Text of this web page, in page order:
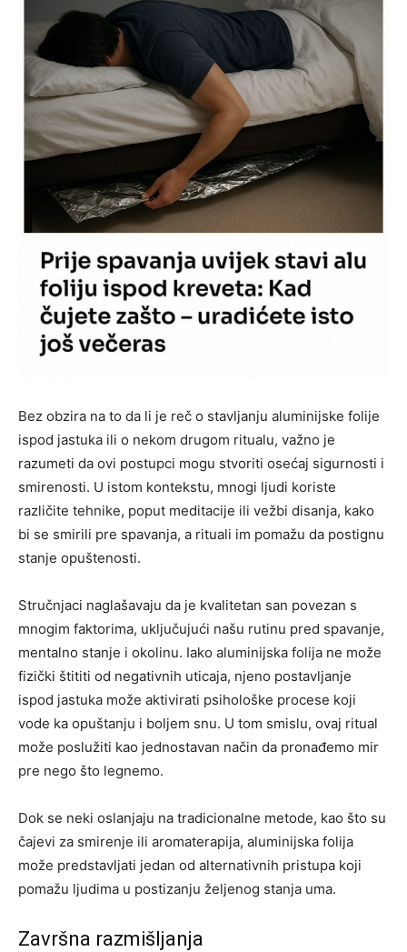
Bez obzira na to da li je reč o stavljanju aluminijske folije
ispod jastuka ili o nekom drugom ritualu, važno je
razumeti da ovi postupci mogu stvoriti osećaj sigurnosti i
smirenosti. U istom kontekstu, mnogi ljudi koriste
različite tehnike, poput meditacije ili vežbi disanja, kako
bi se smirili pre spavanja, a rituali im pomažu da postignu
stanje opuštenosti.
Stručnjaci naglašavaju da je kvalitetan san povezan s
mnogim faktorima, uključujući našu rutinu pred spavanje,
mentalno stanje i okolinu. Iako aluminijska folija ne može
fizički štititi od negativnih uticaja, njeno postavljanje
ispod jastuka može aktivirati psihološke procese koji
vode ka opuštanju i boljem snu. U tom smislu, ovaj ritual
može poslužiti kao jednostavan način da pronađemo mir
pre nego što legnemo.
Dok se neki oslanjaju na tradicionalne metode, kao što su
čajevi za smirenje ili aromaterapija, aluminijska folija
može predstavljati jedan od alternativnih pristupa koji
pomažu ljudima u postizanju željenog stanja uma.
Završna razmišljanja